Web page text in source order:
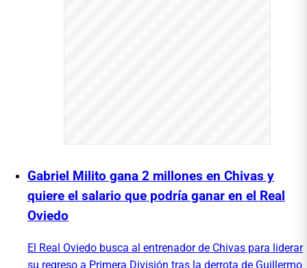
Gabriel Milito gana 2 millones en Chivas y
quiere el salario que podría ganar en el Real
Oviedo
El Real Oviedo busca al entrenador de Chivas para liderar
su regreso a Primera División tras la derrota de Guillermo